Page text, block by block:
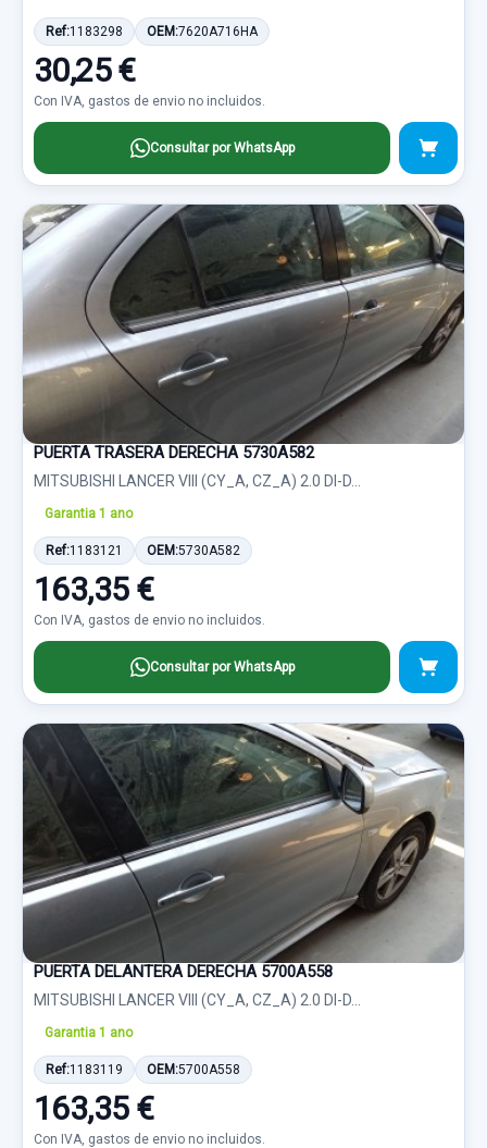
Ref:1183298 OEM:7620A716HA
30,25 €
Con IVA, gastos de envio no incluidos.
Consultar por WhatsApp
PUERTA TRASERA DERECHA 5730A582
MITSUBISHI LANCER VIII (CY_A, CZ_A) 2.0 DI-D...
Garantia 1 ano
Ref:1183121 OEM:5730A582
163,35 €
Con IVA, gastos de envio no incluidos.
Consultar por WhatsApp
PUERTA DELANTERA DERECHA 5700A558
MITSUBISHI LANCER VIII (CY_A, CZ_A) 2.0 DI-D...
Garantia 1 ano
Ref:1183119 OEM:5700A558
163,35 €
Con IVA, gastos de envio no incluidos.